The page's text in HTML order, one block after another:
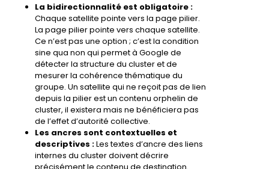
La bidirectionnalité est obligatoire :
Chaque satellite pointe vers la page pilier.
La page pilier pointe vers chaque satellite.
Ce n’est pas une option ; c’est la condition
sine qua non qui permet à Google de
détecter la structure du cluster et de
mesurer la cohérence thématique du
groupe. Un satellite qui ne reçoit pas de lien
depuis la pilier est un contenu orphelin de
cluster, il existera mais ne bénéficiera pas
de l’effet d’autorité collective.
Les ancres sont contextuelles et
descriptives :Les textes d’ancre des liens
internes du cluster doivent décrire